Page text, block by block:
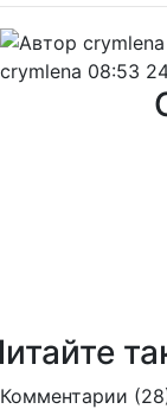
crymlena 08:53
Комментарии (28